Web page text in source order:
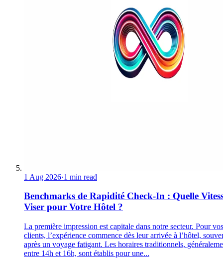
1 Aug 2026·1 min read
Benchmarks de Rapidité Check-In : Quelle
Viser pour Votre Hôtel ?
La première impression est capitale dans notre secteur. Pour vos
clients, l’expérience commence dès leur arrivée à l’hôtel,
après un voyage fatigant. Les horaires traditionnels,
entre 14h et 16h, sont établis pour une...